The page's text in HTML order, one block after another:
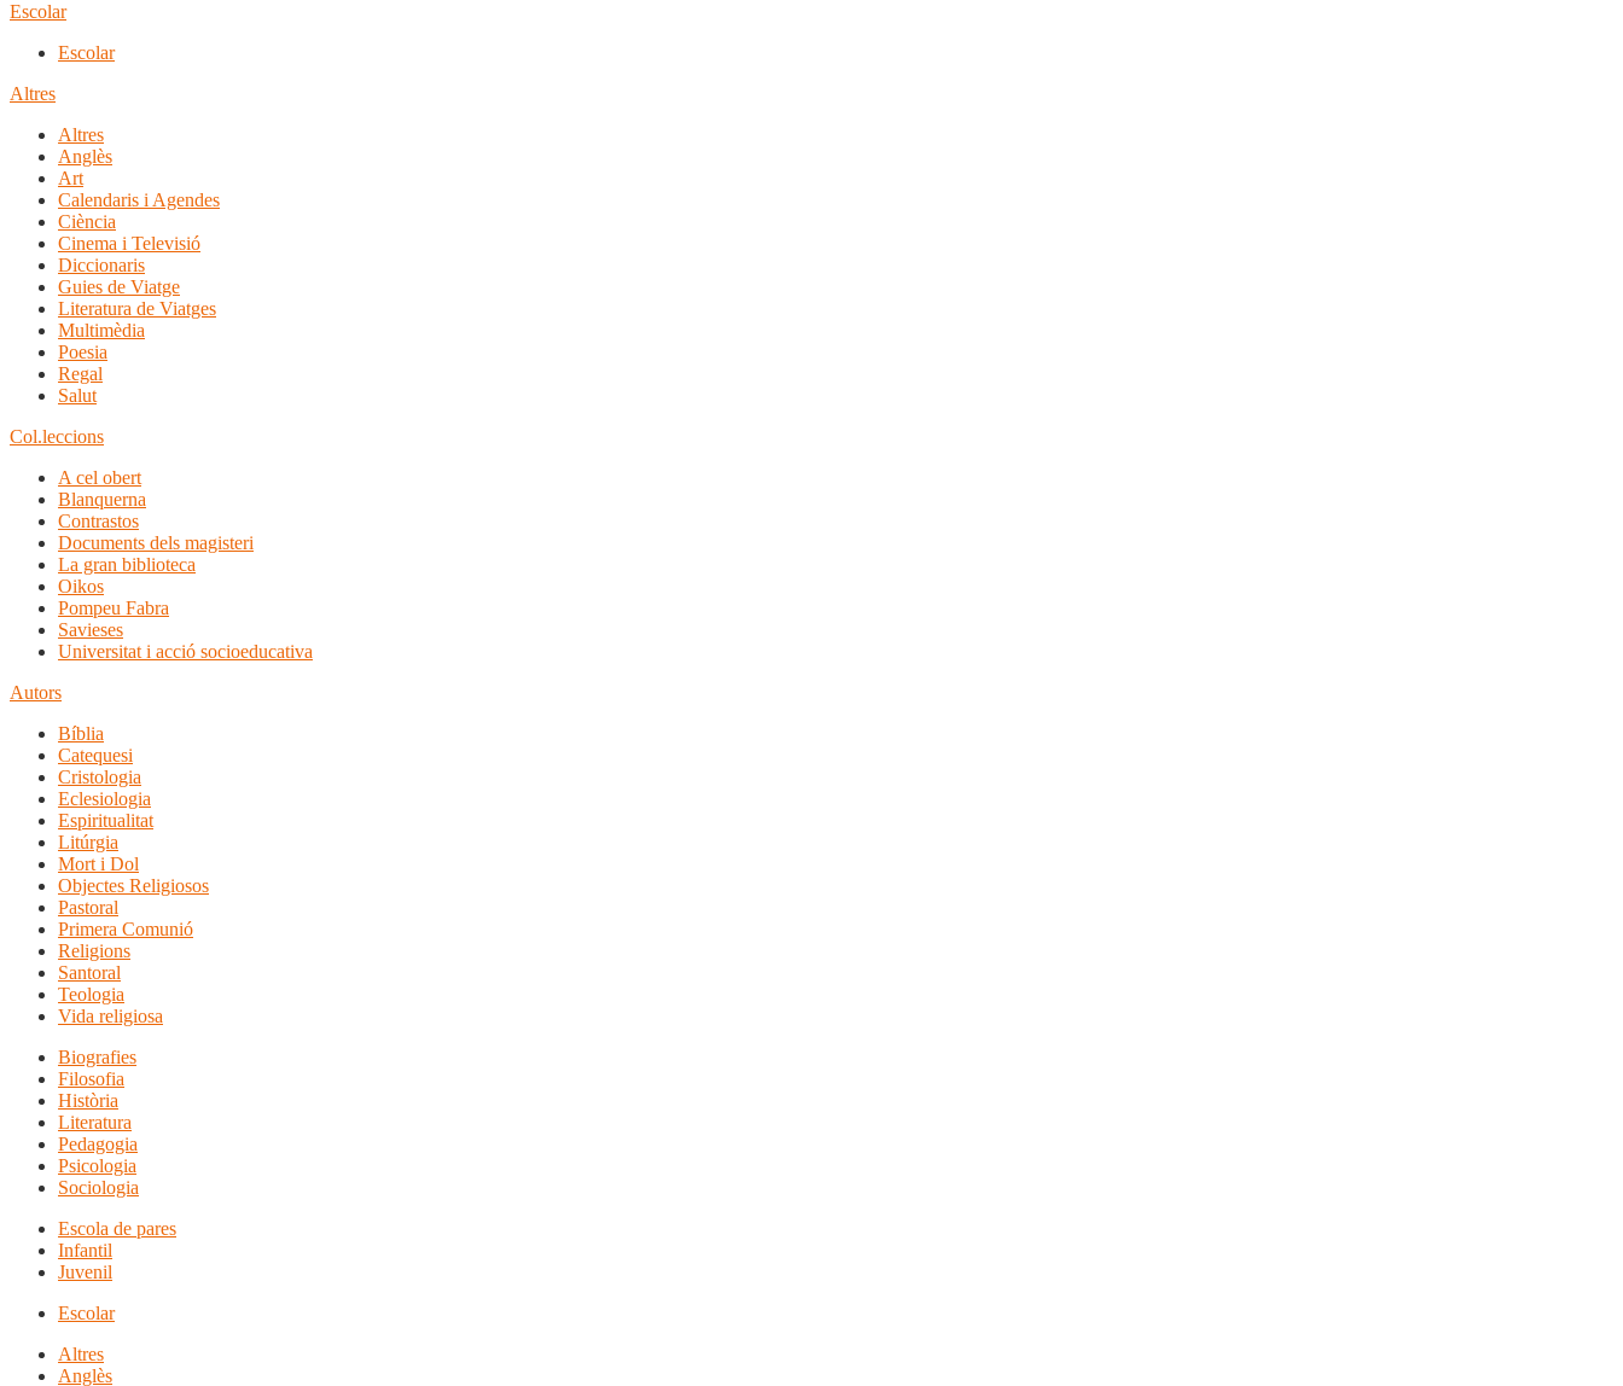
Escolar
Escolar
Altres
Altres
Anglès
Art
Calendaris i Agendes
Ciència
Cinema i Televisió
Diccionaris
Guies de Viatge
Literatura de Viatges
Multimèdia
Poesia
Regal
Salut
Col.leccions
A cel obert
Blanquerna
Contrastos
Documents dels magisteri
La gran biblioteca
Oikos
Pompeu Fabra
Savieses
Universitat i acció socioeducativa
Autors
Bíblia
Catequesi
Cristologia
Eclesiologia
Espiritualitat
Litúrgia
Mort i Dol
Objectes Religiosos
Pastoral
Primera Comunió
Religions
Santoral
Teologia
Vida religiosa
Biografies
Filosofia
Història
Literatura
Pedagogia
Psicologia
Sociologia
Escola de pares
Infantil
Juvenil
Escolar
Altres
Anglès